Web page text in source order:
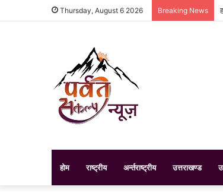
Thursday, August 6 2026 Breaking News
होम राष्ट्रीय अर्न्तराष्ट्रीय उत्तराखण्ड